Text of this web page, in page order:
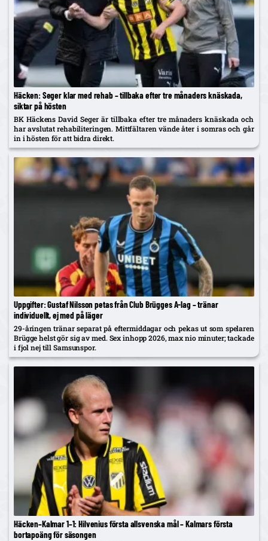
Häcken: Seger klar med rehab – tillbaka efter tre månaders knäskada,
siktar på hösten
BK Häckens David Seger är tillbaka efter tre månaders knäskada och
har avslutat rehabiliteringen. Mittfältaren vände åter i somras och går
in i hösten för att bidra direkt.
Uppgifter: Gustaf Nilsson petas från Club Brügges A-lag – tränar
individuellt, ej med på läger
29-åringen tränar separat på eftermiddagar och pekas ut som spelaren
Brügge helst gör sig av med. Sex inhopp 2026, max nio minuter; tackade
i fjol nej till Samsunspor.
Häcken–Kalmar 1–1: Hilvenius första allsvenska mål – Kalmars första
bortapoäng för säsongen